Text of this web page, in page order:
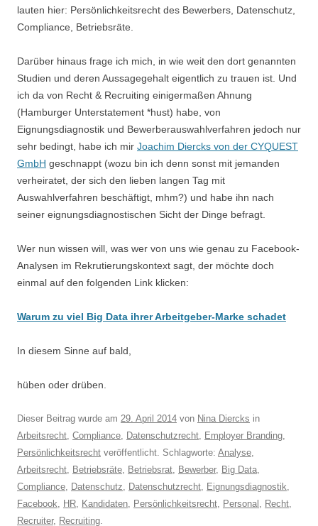
lauten hier: Persönlichkeitsrecht des Bewerbers, Datenschutz,
Compliance, Betriebsräte.
Darüber hinaus frage ich mich, in wie weit den dort genannten
Studien und deren Aussagegehalt eigentlich zu trauen ist. Und
ich da von Recht & Recruiting einigermaßen Ahnung
(Hamburger Unterstatement *hust) habe, von
Eignungsdiagnostik und Bewerberauswahlverfahren jedoch nur
sehr bedingt, habe ich mir Joachim Diercks von der CYQUEST
GmbH geschnappt (wozu bin ich denn sonst mit jemanden
verheiratet, der sich den lieben langen Tag mit
Auswahlverfahren beschäftigt, mhm?) und habe ihn nach
seiner eignungsdiagnostischen Sicht der Dinge befragt.
Wer nun wissen will, was wer von uns wie genau zu Facebook-
Analysen im Rekrutierungskontext sagt, der möchte doch
einmal auf den folgenden Link klicken:
Warum zu viel Big Data ihrer Arbeitgeber-Marke schadet
In diesem Sinne auf bald,
hüben oder drüben.
Dieser Beitrag wurde am 29. April 2014 von Nina Diercks in
Arbeitsrecht, Compliance, Datenschutzrecht, Employer Branding,
Persönlichkeitsrecht veröffentlicht. Schlagworte: Analyse,
Arbeitsrecht, Betriebsräte, Betriebsrat, Bewerber, Big Data,
Compliance, Datenschutz, Datenschutzrecht, Eignungsdiagnostik,
Facebook, HR, Kandidaten, Persönlichkeitsrecht, Personal , Recht,
Recruiter, Recruiting.